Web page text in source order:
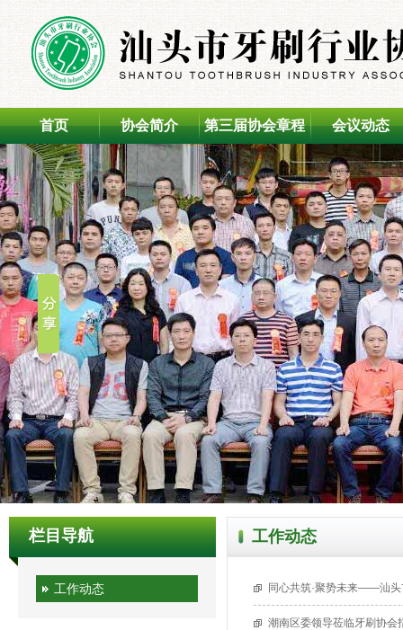
首页 协会简介 第三届协会章程 会议动态
栏目导航
工作动态
工作动态
同心共筑·聚势未来——汕头
潮南区委领导莅临牙刷协会